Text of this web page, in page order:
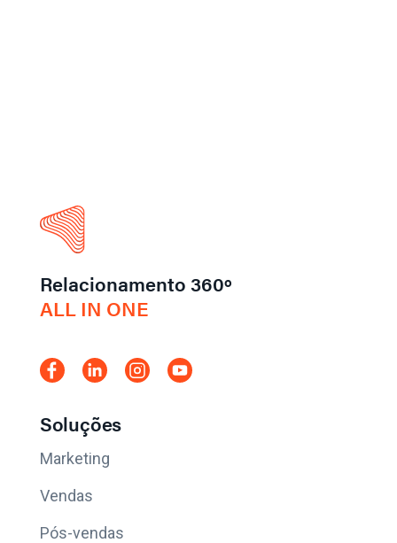
Relacionamento 360º
ALL IN ONE
Soluções
Marketing
Vendas
Pós-vendas